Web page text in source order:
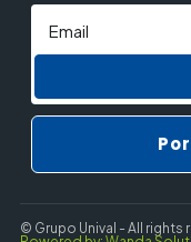
© Grupo Unival - All rights